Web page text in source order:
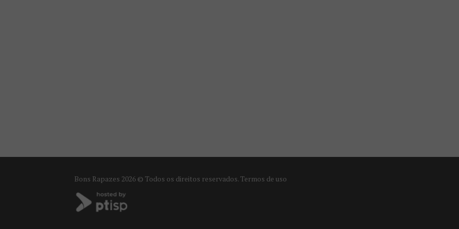
Bons Rapazes 2026 © Todos os direitos reservados.Termos de uso